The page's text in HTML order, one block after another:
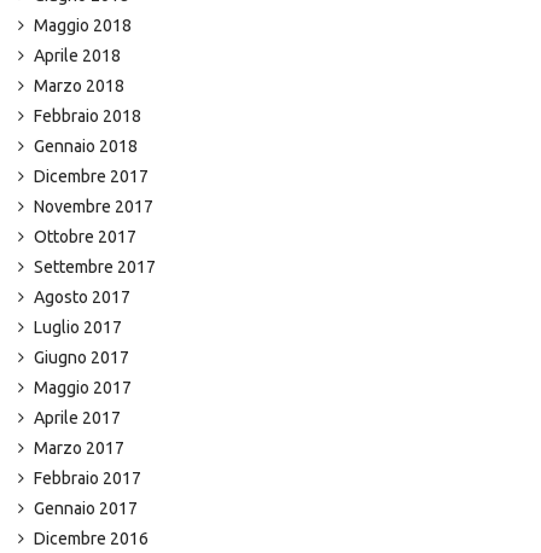
Maggio 2018
Aprile 2018
Marzo 2018
Febbraio 2018
Gennaio 2018
Dicembre 2017
Novembre 2017
Ottobre 2017
Settembre 2017
Agosto 2017
Luglio 2017
Giugno 2017
Maggio 2017
Aprile 2017
Marzo 2017
Febbraio 2017
Gennaio 2017
Dicembre 2016